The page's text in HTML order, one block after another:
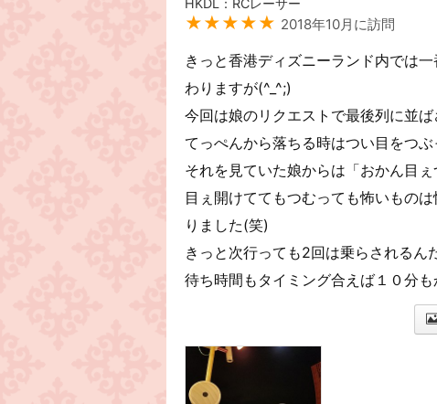
HKDL：RCレーサー
★★★★★ 2018年10月に訪問
きっと香港ディズニーランド内では
わりますが(^_^;)
今回は娘のリクエストで最後列に並ば
てっぺんから落ちる時はつい目をつぶ
それを見ていた娘からは「おかん目
目ぇ開けててもつむっても怖いもの
りました(笑)
きっと次行っても2回は乗らされるん
待ち時間もタイミング合えば１０分